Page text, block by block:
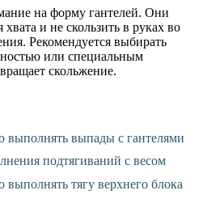
на форму гантелей. Они
и не скользить в руках во
Рекомендуется выбирать
или специальным
скольжение.
выполнять выпады с гантелями
подтягиваний с весом
выполнять тягу верхнего блока